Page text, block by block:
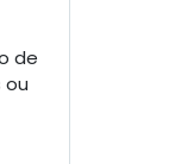
de
ou